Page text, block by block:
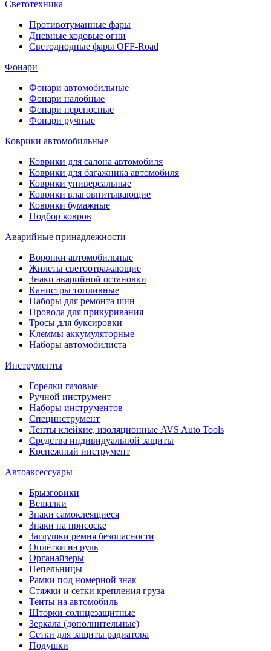
Светотехника
Противотуманные фары
Дневные ходовые огни
Светодиодные фары OFF-Road
Фонари
Фонари автомобильные
Фонари налобные
Фонари переносные
Фонари ручные
Коврики автомобильные
Коврики для салона автомобиля
Коврики для багажника автомобиля
Коврики универсальные
Коврики влаговпитывающие
Коврики бумажные
Подбор ковров
Аварийные принадлежности
Воронки автомобильные
Жилеты светоотражающие
Знаки аварийной остановки
Канистры топливные
Наборы для ремонта шин
Провода для прикуривания
Тросы для буксировки
Клеммы аккумуляторные
Наборы автомобилиста
Инструменты
Горелки газовые
Ручной инструмент
Наборы инструментов
Специнструмент
Ленты клейкие, изоляционные AVS Auto Tools
Средства индивидуальной защиты
Крепежный инструмент
Автоаксессуары
Брызговики
Вешалки
Знаки самоклеящиеся
Знаки на присоске
Заглушки ремня безопасности
Оплётки на руль
Органайзеры
Пепельницы
Рамки под номерной знак
Стяжки и сетки крепления груза
Тенты на автомобиль
Шторки солнцезащитные
Зеркала (дополнительные)
Сетки для защиты радиатора
Подушки